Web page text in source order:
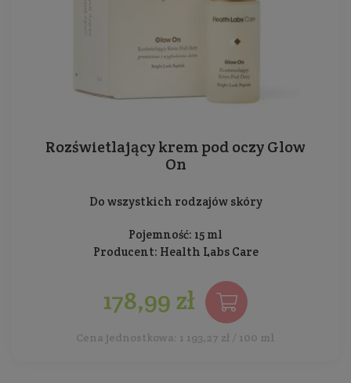
Rozświetlający krem pod oczy Glow
On
Do wszystkich rodzajów skóry
Pojemność: 15 ml
Producent: Health Labs Care
178,99 zł
Cena jednostkowa: 1 193,27 zł / 100 ml